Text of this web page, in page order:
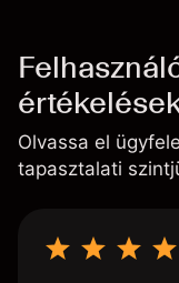
Olvassa el
tapasztalati